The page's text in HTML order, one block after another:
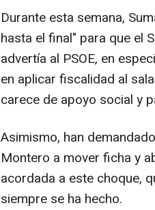
Durante esta semana,
hasta el final" para que el
advertía al PSOE, en
en aplicar fiscalidad al
carece de apoyo social y
Asimismo, han
Montero a mover ficha y
acordada a este choque,
siempre se ha hecho.